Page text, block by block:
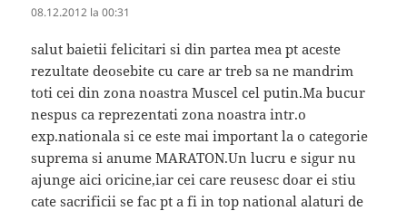
08.12.2012 la 00:31
salut baietii felicitari si din partea mea pt aceste
rezultate deosebite cu care ar treb sa ne mandrim
toti cei din zona noastra Muscel cel putin.Ma bucur
nespus ca reprezentati zona noastra intr.o
exp.nationala si ce este mai important la o categorie
suprema si anume MARATON.Un lucru e sigur nu
ajunge aici oricine,iar cei care reusesc doar ei stiu
cate sacrificii se fac pt a fi in top national alaturi de